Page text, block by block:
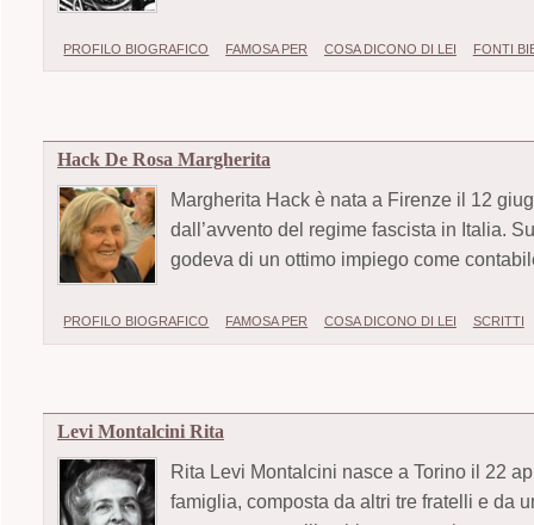
PROFILO BIOGRAFICO FAMOSA PER COSA DICONO DI LEI FONTI
Hack De Rosa Margherita
Margherita Hack è nata a Firenze il 12
dall’avvento del regime fascista in Italia.
godeva di un ottimo impiego come
PROFILO BIOGRAFICO FAMOSA PER COSA DICONO DI LEI SCRITTI
Levi Montalcini Rita
Rita Levi Montalcini nasce a Torino il 22
famiglia, composta da altri tre fratelli e da